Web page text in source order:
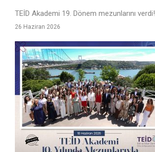
TEİD Akademi 19. Dönem mezunlarını verdi!
26 Haziran 2026